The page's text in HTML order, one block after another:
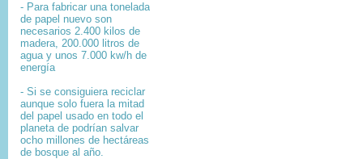
- Para fabricar una tonelada
de papel nuevo son
necesarios 2.400 kilos de
madera, 200.000 litros de
agua y unos 7.000 kw/h de
energía
- Si se consiguiera reciclar
aunque solo fuera la mitad
del papel usado en todo el
planeta de podrían salvar
ocho millones de hectáreas
de bosque al año.